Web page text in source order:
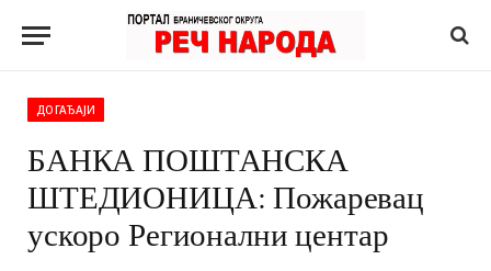
ДОГАЂАЈИ
БАНКА ПОШТАНСКА
ШТЕДИОНИЦА: Пожаревац
ускоро Регионални центар